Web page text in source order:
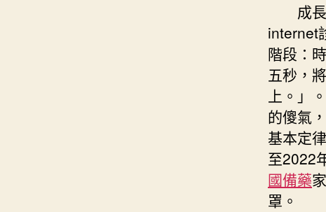
成長
internet
階段：
五秒，
上。」
的傻氣
基本定
至2022
國備藥
罩。